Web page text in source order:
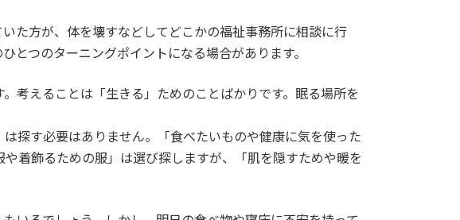
た方が、体を壊すなどしてどこかの福祉事務所に相談に行
とつのターニングポイントになる場合があります。
考えることは「生きる」ためのことばかりです。眠る場所を
探す必要はありません。「食べたいものや健康に気を使った
着飾るための服」は選び探しますが、「肌を隠すためや暖を